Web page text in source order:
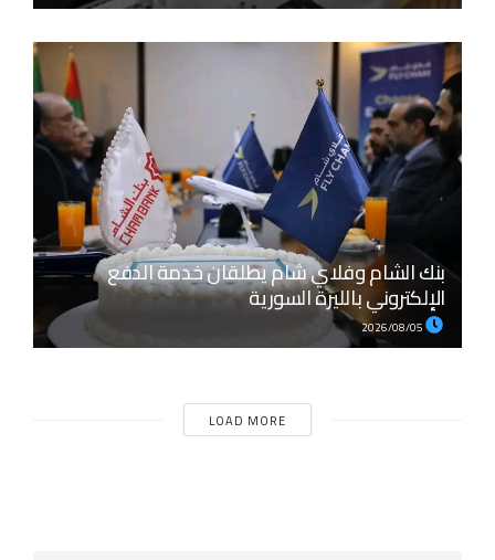
بنك الشام وفلاي شام يطلقان خدمة الدفع
الإلكتروني بالليرة السورية
LOAD MORE